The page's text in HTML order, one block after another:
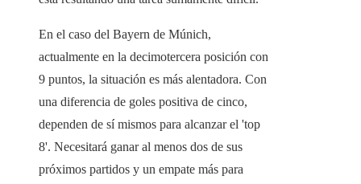
En el caso del Bayern de Múnich,
actualmente en la decimotercera posición con
9 puntos, la situación es más alentadora. Con
una diferencia de goles positiva de cinco,
dependen de sí mismos para alcanzar el 'top
8'. Necesitará ganar al menos dos de sus
próximos partidos y un empate más para